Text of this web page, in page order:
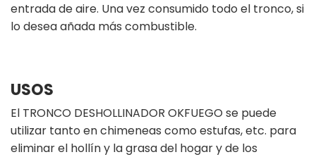
entrada de aire. Una vez consumido todo el tronco, si
lo desea añada más combustible.
USOS
El TRONCO DESHOLLINADOR OKFUEGO se puede
utilizar tanto en chimeneas como estufas, etc. para
eliminar el hollín y la grasa del hogar y de los